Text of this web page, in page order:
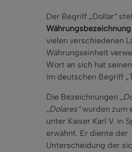
Der Begriff „Dollar“
Währungsbezeichnung
vielen verschiedenen
Währungseinheit
Wort an sich hat
im deutschen Begriff
Die Bezeichnungen
„Dolares“wurden zum
unter Kaiser Karl V. in
erwähnt. Er diente der
Unterscheidung der